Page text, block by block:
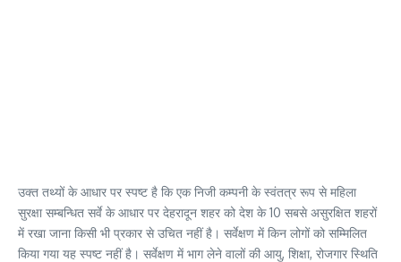
उक्त तथ्यों के आधार पर स्पष्ट है कि एक निजी कम्पनी के स्वंतत्र रूप से महिला
सुरक्षा सम्बन्धित सर्वे के आधार पर देहरादून शहर को देश के 10 सबसे असुरक्षित शहरों
में रखा जाना किसी भी प्रकार से उचित नहीं है। सर्वेक्षण में किन लोगों को सम्मिलित
किया गया यह स्पष्ट नहीं है। सर्वेक्षण में भाग लेने वालों की आयु, शिक्षा, रोजगार स्थिति